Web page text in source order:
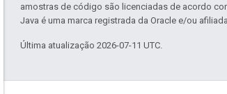
amostras de código são licenciadas de acordo
Java é uma marca registrada da Oracle e/ou
Última atualização 2026-07-11 UTC.